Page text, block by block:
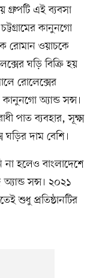
এই ব্যবসা
কানুনগো
রোমান ওয়াচকে
ঘড়ি বিক্রি হয়
রোলেক্সের
অ্যান্ড সন্স।
পাত ব্যবহার, সূক্ষ্ম
ঘড়ির দাম বেশি।
হলেও বাংলাদেশে
সন্স। ২০২১
শুধু প্রতিষ্ঠানটির